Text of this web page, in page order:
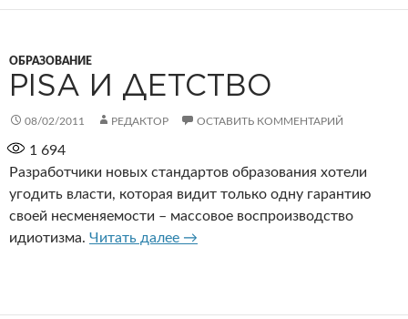
ОБРАЗОВАНИЕ
PISA И ДЕТСТВО
08/02/2011 РЕДАКТОР ОСТАВИТЬ КОММЕНТАРИЙ
1 694
Разработчики новых стандартов образования хотели
угодить власти, которая видит только одну гарантию
своей несменяемости – массовое воспроизводство
идиотизма. Читать далее PISA и детство
→